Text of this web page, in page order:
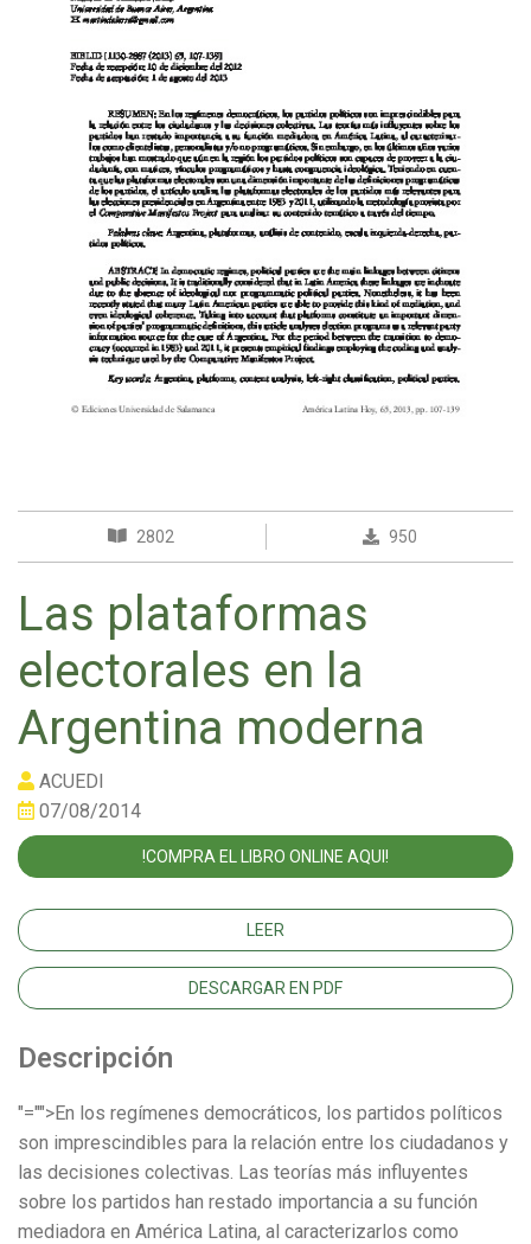
2802 950
Las plataformas
electorales en la
Argentina moderna
ACUEDI
07/08/2014
!COMPRA EL LIBRO ONLINE AQUI!
LEER
DESCARGAR EN PDF
Descripción
"="">En los regímenes democráticos, los partidos políticos
son imprescindibles para la relación entre los ciudadanos y
las decisiones colectivas. Las teorías más influyentes
sobre los partidos han restado importancia a su función
mediadora en América Latina, al caracterizarlos como